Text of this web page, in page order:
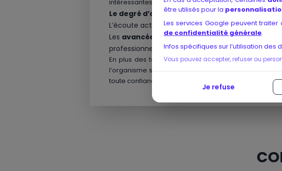
être utilisés pour la
Les services Google peuvent
de confidentialité générale.
Infos spécifiques sur l’utilisation
Vous pouvez accepter, refuser ou
Je refuse
intéressantes concernant :
Le degré d’adéquationdes conseils fournis par
L’écoute active des mentors ainsi que leur
Les avancées réaliséesaprès le bilan (meilleure
professionnel, etc.)
En plus des témoignages disponibles, n’hésitez
l’organisme sur des exemples de cas clients
toute confiance.